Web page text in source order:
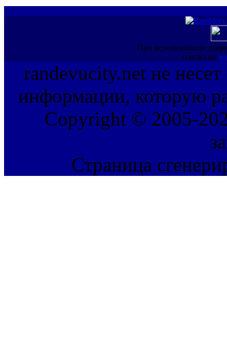
При использовании
ссылка на
randevucity.net не несет
информации, которую
Copyright © 2005-
Страница